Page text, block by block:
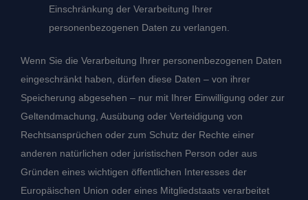
Einschränkung der Verarbeitung Ihrer
personenbezogenen Daten zu verlangen.
Wenn Sie die Verarbeitung Ihrer personenbezogenen Daten
eingeschränkt haben, dürfen diese Daten – von ihrer
Speicherung abgesehen – nur mit Ihrer Einwilligung oder zur
Geltendmachung, Ausübung oder Verteidigung von
Rechtsansprüchen oder zum Schutz der Rechte einer
anderen natürlichen oder juristischen Person oder aus
Gründen eines wichtigen öffentlichen Interesses der
Europäischen Union oder eines Mitgliedstaats verarbeitet